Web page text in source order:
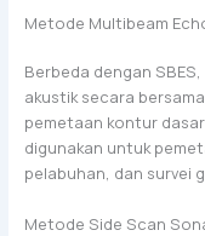
Metode Multibeam
Berbeda dengan
akustik secara
pemetaan kontur
digunakan untuk
pelabuhan, dan survei
Metode Side Scan